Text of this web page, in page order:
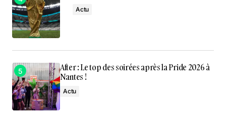
Actu
After : Le top des soirées après la Pride 2026 à
Nantes !
Actu